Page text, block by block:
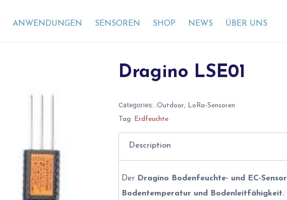
ANWENDUNGEN SENSOREN SHOP NEWS ÜBER UNS
Dragino LSE01
Categories: .Outdoor, LoRa-Sensoren
Tag: Erdfeuchte
Description
Der Dragino Bodenfeuchte- und EC-Sensor
Bodentemperatur und Bodenleitfähigkeit.